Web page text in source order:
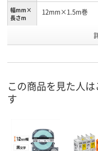
幅mm×
長さm
12mm×1.5m巻
号
お届け日
カゴへ
この商品を見た人
す